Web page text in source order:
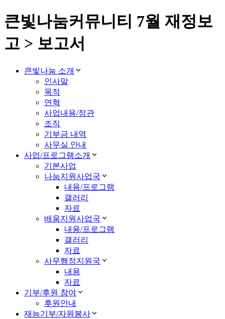
큰빛나눔커뮤니티 7월 재정보
고 > 보고서
큰빛나눔 소개
인사말
목적
연혁
사업내용/정관
조직
기부금 내역
사무실 안내
사업/프로그램소개
기본사업
나눔지원사업국
내용/프로그램
갤러리
자료
배움지원사업국
내용/프로그램
갤러리
자료
사무행정지원국
내용
자료
기부/후원 참여
후원안내
재능기부/자원봉사